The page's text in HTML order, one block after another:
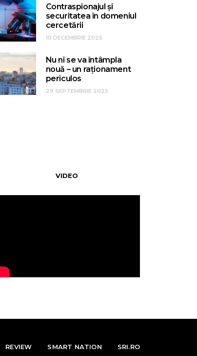
Contraspionajul și
securitatea în domeniul
cercetării
10 DECEMBRIE 2025
Nu ni se va întâmpla
nouă – un raționament
periculos
29 SEPTEMBRIE 2025
VIDEO
REVIEW SMART NATION SRI.RO